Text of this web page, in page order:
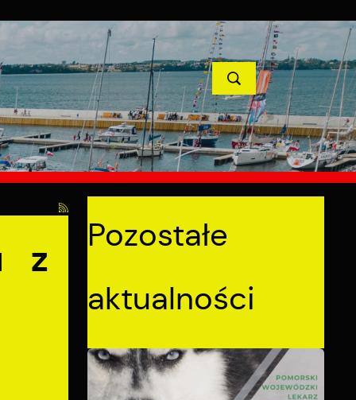
PROJEKTY UNIJNE KONTAKT
POPRZEDNI NASTĘPNY
z
Pozostałe
aktualności